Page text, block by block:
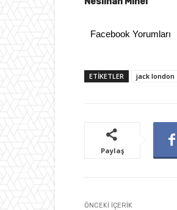
Facebook Yorumları
ETIKETLER jack london
Paylaş
ÖNCEKI İÇERIK